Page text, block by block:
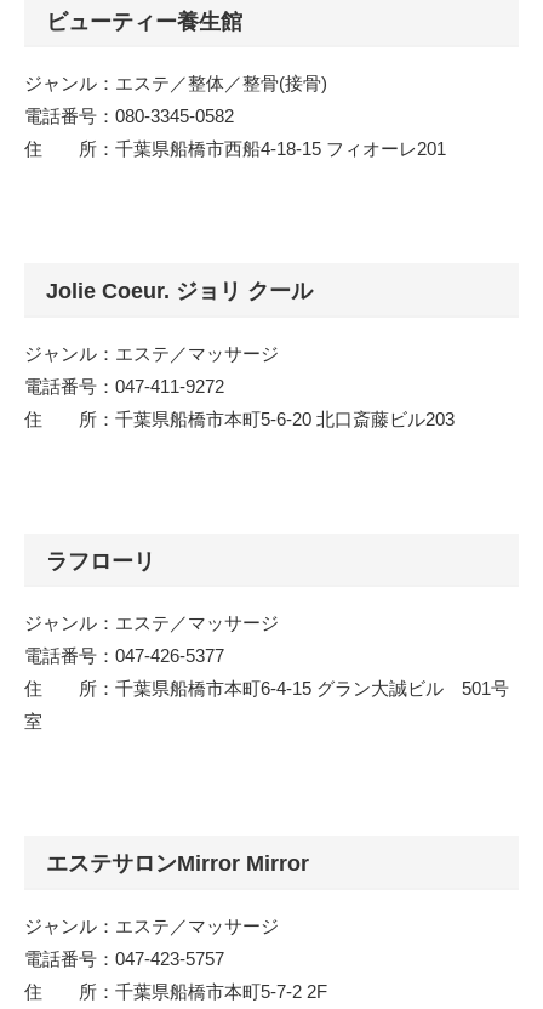
ビューティー養生館
ジャンル：エステ／整体／整骨(接骨)
電話番号：080-3345-0582
住 所：千葉県船橋市西船4-18-15 フィオーレ201
Jolie Coeur. ジョリ クール
ジャンル：エステ／マッサージ
電話番号：047-411-9272
住 所：千葉県船橋市本町5-6-20 北口斎藤ビル203
ラフローリ
ジャンル：エステ／マッサージ
電話番号：047-426-5377
住 所：千葉県船橋市本町6-4-15 グラン大誠ビル 501号
室
エステサロンMirror Mirror
ジャンル：エステ／マッサージ
電話番号：047-423-5757
住 所：千葉県船橋市本町5-7-2 2F